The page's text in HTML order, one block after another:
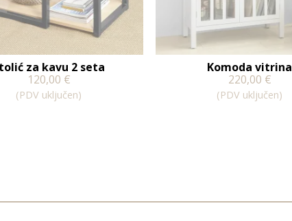
za kavu 2 seta
120,00 €
(PDV uključen)
Komoda vitrina
220,00 €
(PDV uključen)